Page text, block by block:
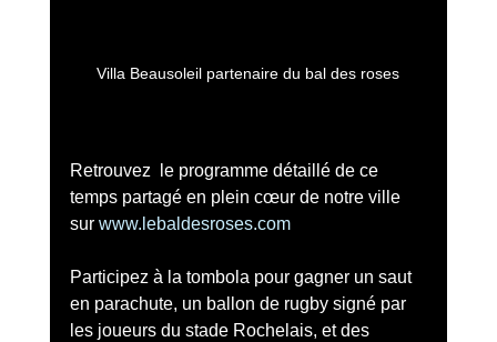
Villa Beausoleil partenaire du bal des roses
Retrouvez  le programme détaillé de ce
temps partagé en plein cœur de notre ville
sur www.lebaldesroses.com
Participez à la tombola pour gagner un saut
en parachute, un ballon de rugby signé par
les joueurs du stade Rochelais, et des